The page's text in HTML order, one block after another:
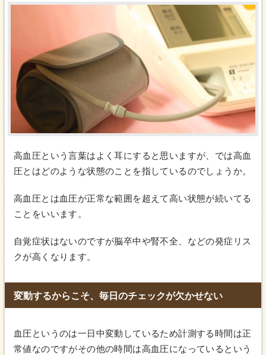
高血圧という言葉はよく耳にすると思いますが、では高血
圧とはどのような状態のことを指しているのでしょうか。
高血圧とは血圧が正常な範囲を超えて高い状態が続いてる
ことをいいます。
自覚症状はないのですが脳卒中や腎不全、などの発症リス
クが高くなります。
変動するからこそ、毎日のチェックが欠かせない
血圧というのは一日中変動しているため計測する時間は正
常値なのですがその他の時間は高血圧になっているという